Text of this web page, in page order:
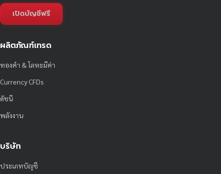
เปิดบัญชีฟรี
ผลิตภัณฑ์เทรด
ทองคำ & โลหะมีค่า
Currency CFDs
ดัชนี
พลังงาน
บริษัท
ประเภทบัญชี